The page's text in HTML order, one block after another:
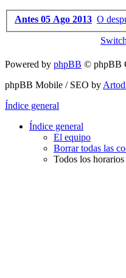
Antes 05 Ago 2013 O
Powered by phpBB © phpBB
phpBB Mobile / SEO by
Índice general
Índice general
El equipo
Borrar todas las
Todos los